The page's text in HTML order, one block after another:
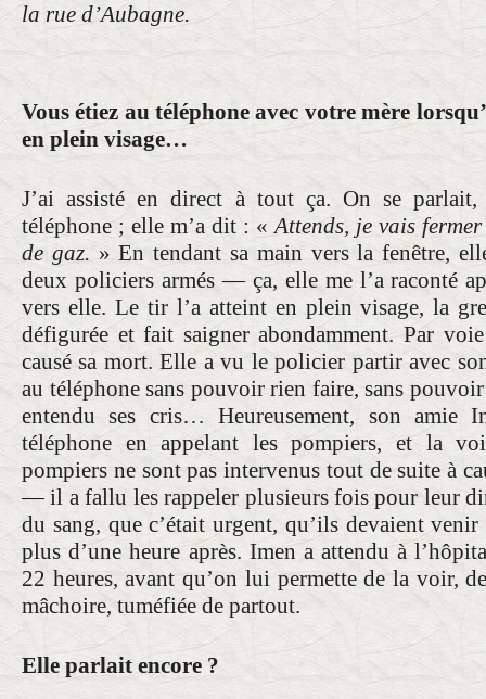
la rue d’Aubagne.
Vous étiez au téléphone avec votre mère
en plein visage…
J’ai assisté en direct à tout ça. On se
téléphone ; elle m’a dit : « Attends, je vais
de gaz. » En tendant sa main vers la fenêtre,
deux policiers armés — ça, elle me l’a raconté
vers elle. Le tir l’a atteint en plein visage, la
défigurée et fait saigner abondamment. Par
causé sa mort. Elle a vu le policier partir avec
au téléphone sans pouvoir rien faire, sans
entendu ses cris… Heureusement, son amie
téléphone en appelant les pompiers, et la
pompiers ne sont pas intervenus tout de suite à
— il a fallu les rappeler plusieurs fois pour leur
du sang, que c’était urgent, qu’ils devaient
plus d’une heure après. Imen a attendu à
22 heures, avant qu’on lui permette de la voir,
mâchoire, tuméfiée de partout.
Elle parlait encore ?